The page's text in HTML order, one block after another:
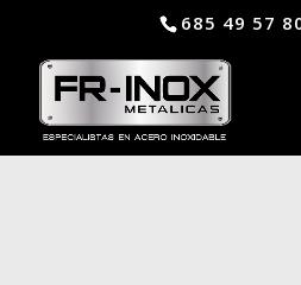
685 49 57